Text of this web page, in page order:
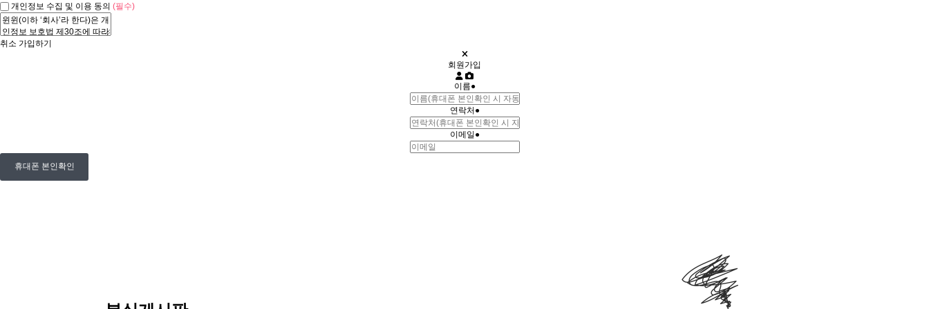
개인정보 수집 및 이용 동의 (필수)
취소 가입하기
회원가입
이름●
연락처●
이메일●
휴대폰 본인확인